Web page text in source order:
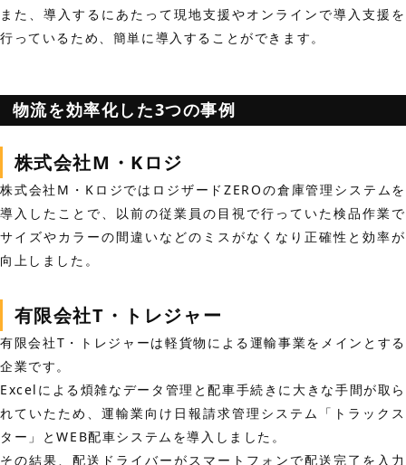
また、導入するにあたって現地支援やオンラインで導入支援を
行っているため、簡単に導入することができます。
物流を効率化した3つの事例
株式会社M・Kロジ
株式会社M・KロジではロジザードZEROの倉庫管理システムを
導入したことで、以前の従業員の目視で行っていた検品作業で
サイズやカラーの間違いなどのミスがなくなり正確性と効率が
向上しました。
有限会社T・トレジャー
有限会社T・トレジャーは軽貨物による運輸事業をメインとする
企業です。
Excelによる煩雑なデータ管理と配車手続きに大きな手間が取ら
れていたため、運輸業向け日報請求管理システム「トラックス
ター」とWEB配車システムを導入しました。
その結果、配送ドライバーがスマートフォンで配送完了を入力